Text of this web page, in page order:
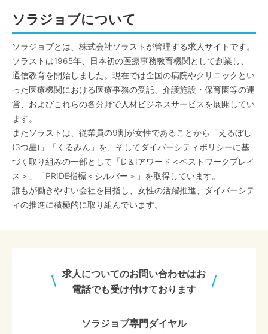
ソラジョブについて
ソラジョブとは、株式会社ソラストが管理する求人サイトです。
ソラストは1965年、日本初の医療事務教育機関として創業し、
通信教育を開始しました。現在では全国の病院やクリニックとい
った医療機関における医療事務の受託、介護施設・保育園等の運
営、およびこれらの各分野で人材ビジネスサービスを展開してい
ます。
またソラストは、従業員の9割が女性であることから「えるぼし
(3つ星)」「くるみん」を、そしてダイバーシティポリシーに基
づく取り組みの一部として「D＆Iアワード＜ベストワークプレイ
ス＞」「PRIDE指標＜シルバー＞」を取得しています。
誰もが働きやすい会社を目指し、女性の活躍推進、ダイバーシテ
ィの推進に積極的に取り組んでいます。
求人についてのお問い合わせはお
電話でも受け付けております
ソラジョブ専門ダイヤル